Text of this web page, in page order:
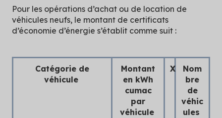
Pour les opérations d’achat ou de location de
véhicules neufs, le montant de certificats
d’économie d’énergie s’établit comme suit :
Catégorie de
véhicule
Montant
en kWh
cumac
par
véhicule
X
Nom
bre
de
véhic
ules